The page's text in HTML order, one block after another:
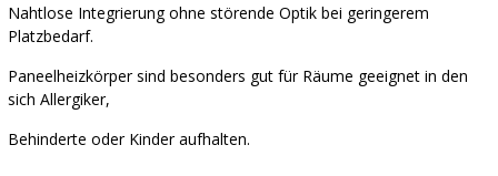
Nahtlose Integrierung ohne störende Optik bei geringerem
Platzbedarf.
Paneelheizkörper sind besonders gut für Räume geeignet in den
sich Allergiker,
Behinderte oder Kinder aufhalten.